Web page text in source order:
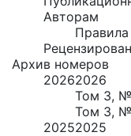
Авторам
Архив номеров
20262026
Том 3, №
Том 3,
20252025